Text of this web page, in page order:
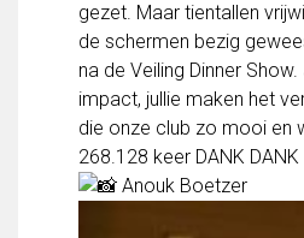
Walking Football
Uitslagen
Programma
Onze opleiding
Jeugdopleiding FC Lisse
Profiel Jeugdtrainers
gezet. Maar tientallen
de schermen bezig
na de Veiling Dinner
impact, jullie maken het
die onze club zo mooi en
268.128 keer DANK DANK
Anouk Boetzer